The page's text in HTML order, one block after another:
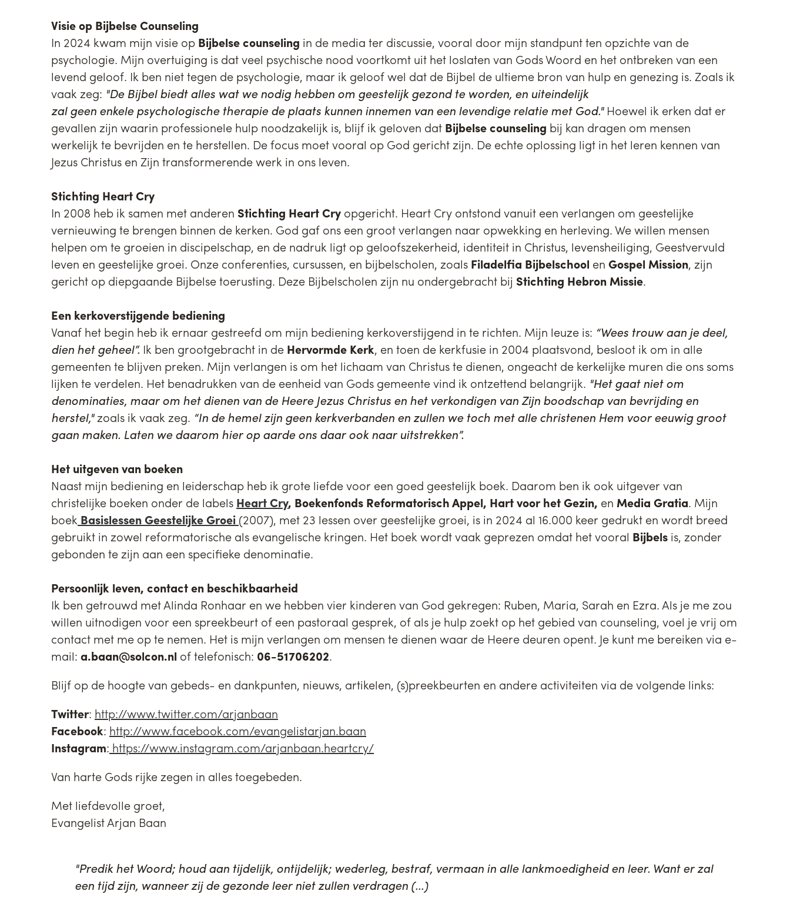
Visie op Bijbelse Counseling
In 2024 kwam mijn visie op Bijbelse counseling in de media ter discussie, vooral door mijn standpunt ten opzichte van de
psychologie. Mijn overtuiging is dat veel psychische nood voortkomt uit het loslaten van Gods Woord en het ontbreken van een
levend geloof. Ik ben niet tegen de psychologie, maar ik geloof wel dat de Bijbel de ultieme bron van hulp en genezing is. Zoals ik
vaak zeg: "De Bijbel biedt alles wat we nodig hebben om geestelijk gezond te worden, en uiteindelijk
zal geen enkele psychologische therapie de plaats kunnen innemen van een levendige relatie met God." Hoewel ik erken dat er
gevallen zijn waarin professionele hulp noodzakelijk is, blijf ik geloven dat Bijbelse counseling bij kan dragen om mensen
werkelijk te bevrijden en te herstellen. De focus moet vooral op God gericht zijn. De echte oplossing ligt in het leren kennen van
Jezus Christus en Zijn transformerende werk in ons leven.
Stichting Heart Cry
In 2008 heb ik samen met anderen Stichting Heart Cry opgericht. Heart Cry ontstond vanuit een verlangen om geestelijke
vernieuwing te brengen binnen de kerken. God gaf ons een groot verlangen naar opwekking en herleving. We willen mensen
helpen om te groeien in discipelschap, en de nadruk ligt op geloofszekerheid, identiteit in Christus, levensheiliging, Geestvervuld
leven en geestelijke groei. Onze conferenties, cursussen, en bijbelscholen, zoals Filadelfia Bijbelschool en Gospel Mission, zijn
gericht op diepgaande Bijbelse toerusting. Deze Bijbelscholen zijn nu ondergebracht bij Stichting Hebron Missie.
Een kerkoverstijgende bediening
Vanaf het begin heb ik ernaar gestreefd om mijn bediening kerkoverstijgend in te richten. Mijn leuze is: “Wees trouw aan je deel,
dien het geheel”. Ik ben grootgebracht in de Hervormde Kerk, en toen de kerkfusie in 2004 plaatsvond, besloot ik om in alle
gemeenten te blijven preken. Mijn verlangen is om het lichaam van Christus te dienen, ongeacht de kerkelijke muren die ons soms
lijken te verdelen. Het benadrukken van de eenheid van Gods gemeente vind ik ontzettend belangrijk. "Het gaat niet om
denominaties, maar om het dienen van de Heere Jezus Christus en het verkondigen van Zijn boodschap van bevrijding en
herstel,"zoals ik vaak zeg. “In de hemel zijn geen kerkverbanden en zullen we toch met alle christenen Hem voor eeuwig groot
gaan maken. Laten we daarom hier op aarde ons daar ook naar uitstrekken”.
Het uitgeven van boeken
Naast mijn bediening en leiderschap heb ik grote liefde voor een goed geestelijk boek. Daarom ben ik ook uitgever van
christelijke boeken onder de labels Heart Cry, Boekenfonds Reformatorisch Appel, Hart voor het Gezin, en Media Gratia. Mijn
boek Basislessen Geestelijke Groei (2007), met 23 lessen over geestelijke groei, is in 2024 al 16.000 keer gedrukt en wordt breed
gebruikt in zowel reformatorische als evangelische kringen. Het boek wordt vaak geprezen omdat het vooral Bijbels is, zonder
gebonden te zijn aan een specifieke denominatie.
Persoonlijk leven, contact en beschikbaarheid
Ik ben getrouwd met Alinda Ronhaar en we hebben vier kinderen van God gekregen: Ruben, Maria, Sarah en Ezra. Als je me zou
willen uitnodigen voor een spreekbeurt of een pastoraal gesprek, of als je hulp zoekt op het gebied van counseling, voel je vrij om
contact met me op te nemen. Het is mijn verlangen om mensen te dienen waar de Heere deuren opent. Je kunt me bereiken via e-
mail: a.baan@solcon.nl of telefonisch: 06-51706202.
Blijf op de hoogte van gebeds- en dankpunten, nieuws, artikelen, (s)preekbeurten en andere activiteiten via de volgende links:
Twitter: http://www.twitter.com/arjanbaan
Facebook: http://www.facebook.com/evangelistarjan.baan
Instagram: https://www.instagram.com/arjanbaan.heartcry/
Van harte Gods rijke zegen in alles toegebeden.
Met liefdevolle groet,
Evangelist Arjan Baan
"Predik het Woord; houd aan tijdelijk, ontijdelijk; wederleg, bestraf, vermaan in alle lankmoedigheid en leer. Want er zal
een tijd zijn, wanneer zij de gezonde leer niet zullen verdragen (...)